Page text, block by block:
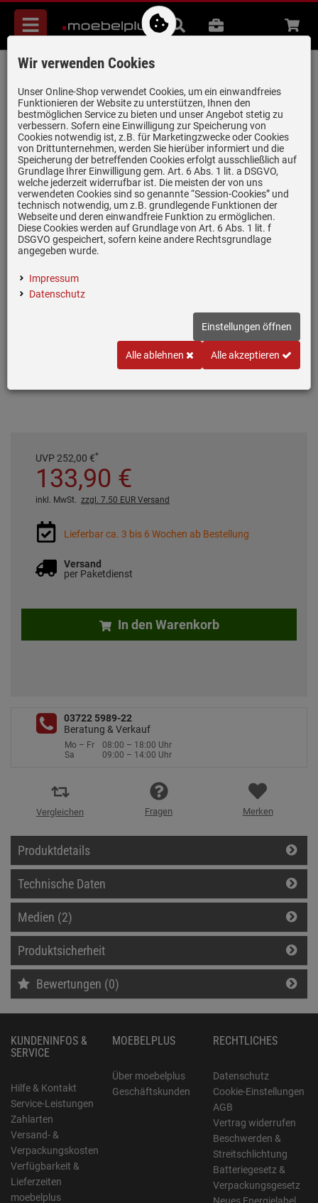
Menü
Suche
B2B Beratung
Franke 112.0655.240 Abtropfbecken
Edelstahl Gold
Artikel-Nummer:19981820 | Herstellernummer: 112.0655.240 |
EAN:7612986083361
Einloggen und Bewertung schreiben
Außenmaß: 42,9 x 15,6 x 5,4 cm (T x B x H)
Copper
UVP 252,00 €*
133,90 €
inkl. MwSt. zzgl. 7.50 EUR Versand
Lieferbar ca. 3 bis 6 Wochen ab Bestellung
Versand
per Paketdienst
In den Warenkorb
03722 5989-22
Beratung & Verkauf
Mo – Fr
08:00 – 18:00 Uhr
Sa
09:00 – 14:00 Uhr
Vergleichen Fragen Merken
Produktdetails
Technische Daten
Medien (2)
Produktsicherheit
Bewertungen (0)
KUNDENINFOS &
SERVICE
Hilfe & Kontakt
Service-Leistungen
Zahlarten
Versand- &
Verpackungskosten
Verfügbarkeit &
Lieferzeiten
moebelplus
MOEBELPLUS
Über moebelplus
Geschäftskunden
RECHTLICHES
Datenschutz
Cookie-Einstellungen
AGB
Vertrag widerrufen
Beschwerden &
Streitschlichtung
Batteriegesetz &
Verpackungsgesetz
Wir verwenden Cookies
Unser Online-Shop verwendet Cookies, um ein einwandfreies
Funktionieren der Website zu unterstützen, Ihnen den
bestmöglichen Service zu bieten und unser Angebot stetig zu
verbessern. Sofern eine Einwilligung zur Speicherung von
Cookies notwendig ist, z.B. für Marketingzwecke oder Cookies
von Drittunternehmen, werden Sie hierüber informiert und die
Speicherung der betreffenden Cookies erfolgt ausschließlich auf
Grundlage Ihrer Einwilligung gem. Art. 6 Abs. 1 lit. a DSGVO,
welche jederzeit widerrufbar ist. Die meisten der von uns
verwendeten Cookies sind so genannte “Session-Cookies” und
technisch notwendig, um z.B. grundlegende Funktionen der
Webseite und deren einwandfreie Funktion zu ermöglichen.
Diese Cookies werden auf Grundlage von Art. 6 Abs. 1 lit. f
DSGVO gespeichert, sofern keine andere Rechtsgrundlage
angegeben wurde.
Impressum
Datenschutz
Einstellungen öffnen
Alle ablehnen Alle akzeptieren